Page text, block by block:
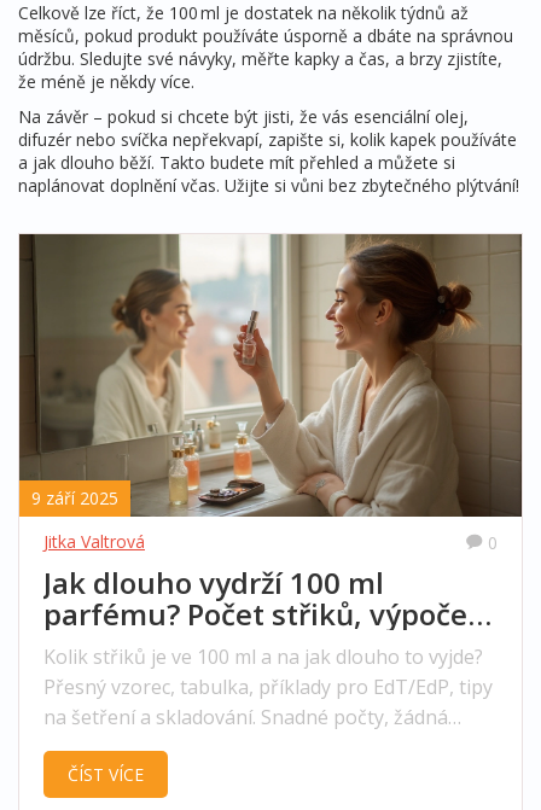
Celkově lze říct, že 100 ml je dostatek na několik týdnů až
měsíců, pokud produkt používáte úsporně a dbáte na správnou
údržbu. Sledujte své návyky, měřte kapky a čas, a brzy zjistíte,
že méně je někdy více.
Na závěr – pokud si chcete být jisti, že vás esenciální olej,
difuzér nebo svíčka nepřekvapí, zapište si, kolik kapek používáte
a jak dlouho běží. Takto budete mít přehled a můžete si
naplánovat doplnění včas. Užijte si vůni bez zbytečného plýtvání!
9 září 2025
Jitka Valtrová
0
Jak dlouho vydrží 100 ml
parfému? Počet střiků, výpočet
a tipy
Kolik střiků je ve 100 ml a na jak dlouho to vyjde?
Přesný vzorec, tabulka, příklady pro EdT/EdP, tipy
na šetření a skladování. Snadné počty, žádná
magie.
ČÍST VÍCE